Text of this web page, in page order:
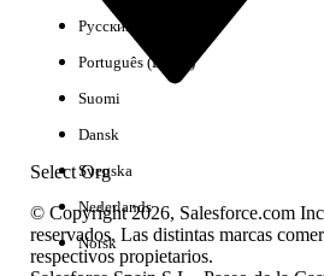
No hay
Select Org
Русский
Português (Brasil)
Suomi
Dansk
Svenska
Nederlands
Norsk
© Copyright 2026, Salesforce.com
reservados. Las distintas marcas
respectivos propietarios.